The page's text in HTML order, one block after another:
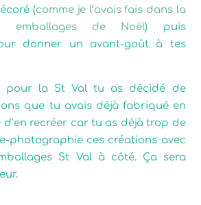
(comme je l’avais fais dans la
de Noël) puis
donner un avant-goût à tes
pour la St Val tu as décidé de
que tu avais déjà fabriqué en
recréer car tu as déjà trop de
photographie ces créations avec
St Val à côté. Ça sera